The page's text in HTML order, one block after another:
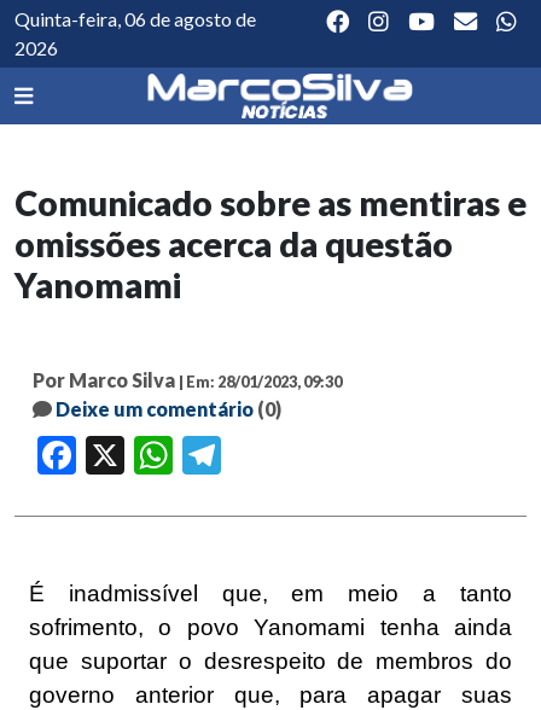
Quinta-feira, 06 de agosto de
2026
Comunicado sobre as mentiras e
omissões acerca da questão
Yanomami
Por Marco Silva | Em: 28/01/2023, 09:30
Deixe um comentário (0)
Facebook WhatsApp
É inadmissível que, em meio a tanto
sofrimento, o povo Yanomami tenha ainda
que suportar o desrespeito de membros do
governo anterior que, para apagar suas